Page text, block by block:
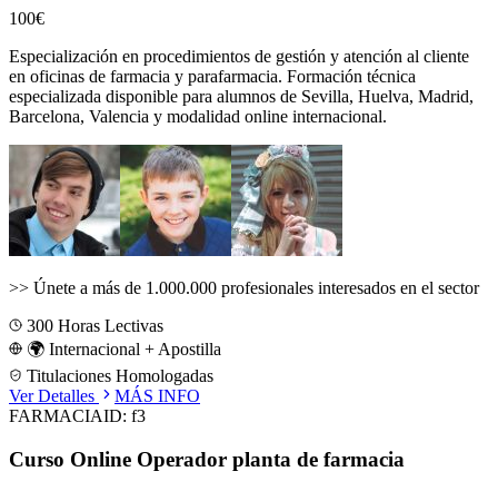
100€
Especialización en procedimientos de gestión y atención al cliente
en oficinas de farmacia y parafarmacia. Formación técnica
especializada disponible para alumnos de Sevilla, Huelva, Madrid,
Barcelona, Valencia y modalidad online internacional.
>> Únete a más de 1.000.000 profesionales interesados en el sector
300 Horas Lectivas
🌍 Internacional + Apostilla
Titulaciones Homologadas
Ver Detalles
MÁS INFO
FARMACIAID: f3
Curso Online Operador planta de farmacia